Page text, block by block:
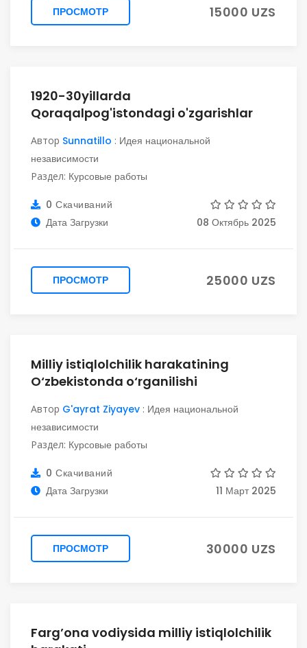
ПРОСМОТР 15000 UZS
1920-30yillarda
Qoraqalpog'istondagi o'zgarishlar
Автор Sunnatillo : Идея национальной
независимости
Раздел: Курсовые работы
0 Скачиваний
Дата Загрузки
08 Октябрь 2025
ПРОСМОТР 25000 UZS
Milliy istiqlolchilik harakatining
O‘zbekistonda o‘rganilishi
Автор G'ayrat Ziyayev : Идея национальной
независимости
Раздел: Курсовые работы
0 Скачиваний
Дата Загрузки
11 Март 2025
ПРОСМОТР 30000 UZS
Farg’ona vodiysida milliy istiqlolchilik